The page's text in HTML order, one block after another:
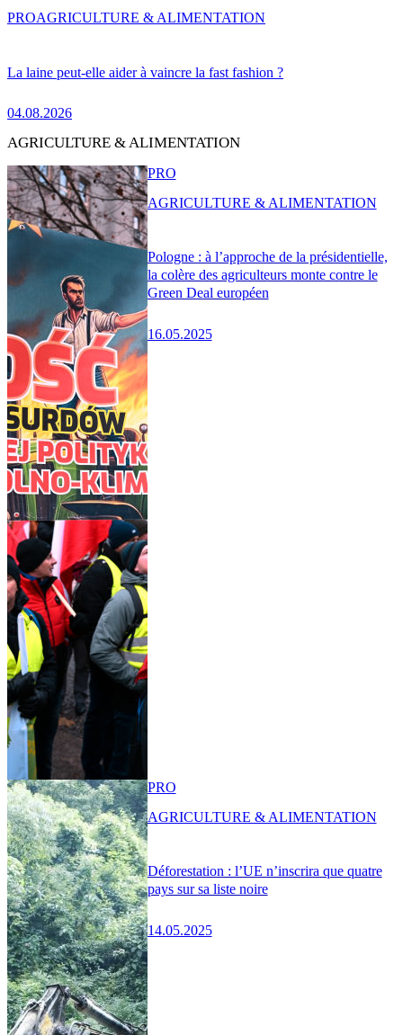
La laine peut-elle aider à vaincre la fast fashion ?
04.08.2026
PROAGRICULTURE & ALIMENTATION
AGRICULTURE & ALIMENTATION
Pologne : à l’approche de la présidentielle,
la colère des agriculteurs monte contre le
Green Deal européen
16.05.2025
PRO
AGRICULTURE & ALIMENTATION
Déforestation : l’UE n’inscrira que quatre
pays sur sa liste noire
14.05.2025
PRO
AGRICULTURE & ALIMENTATION